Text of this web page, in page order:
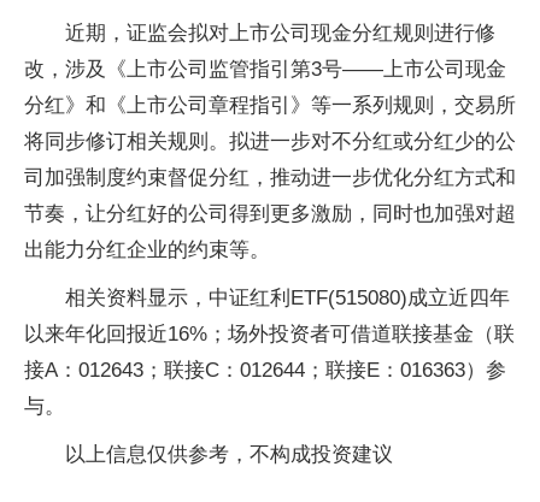
近期，证监会拟对上市公司现金分红规则进行修
改，涉及《上市公司监管指引第3号——上市公司现金
分红》和《上市公司章程指引》等一系列规则，交易所
将同步修订相关规则。拟进一步对不分红或分红少的公
司加强制度约束督促分红，推动进一步优化分红方式和
节奏，让分红好的公司得到更多激励，同时也加强对超
出能力分红企业的约束等。
相关资料显示，中证红利ETF(515080)成立近四年
以来年化回报近16%；场外投资者可借道联接基金（联
接A：012643；联接C：012644；联接E：016363）参
与。
以上信息仅供参考，不构成投资建议